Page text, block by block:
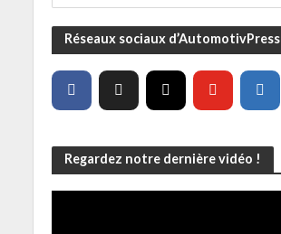
Réseaux sociaux d’AutomotivPress
Regardez notre dernière vidéo !